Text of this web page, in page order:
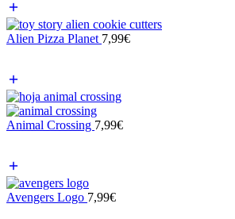
Alien Pizza Planet 7,99€
Animal Crossing 7,99€
Avengers Logo 7,99€